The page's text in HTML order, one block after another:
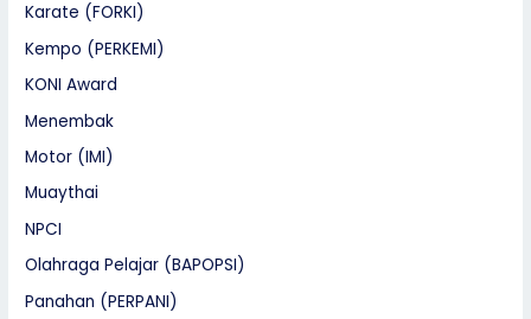
Karate (FORKI)
Kempo (PERKEMI)
KONI Award
Menembak
Motor (IMI)
Muaythai
NPCI
Olahraga Pelajar (BAPOPSI)
Panahan (PERPANI)